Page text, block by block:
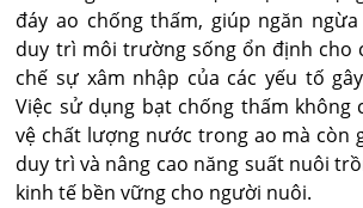
đáy ao chống thấm, giúp ngăn
duy trì môi trường sống ổn định cho
chế sự xâm nhập của các yếu tố
Việc sử dụng bạt chống thấm không
vệ chất lượng nước trong ao mà còn
duy trì và nâng cao năng suất nuôi
kinh tế bền vững cho người nuôi.